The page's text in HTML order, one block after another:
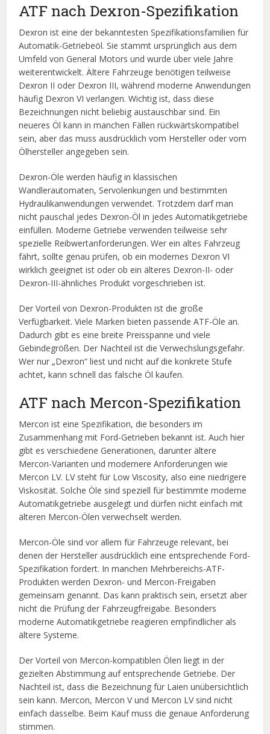
ATF nach Dexron-Spezifikation
Dexron ist eine der bekanntesten Spezifikationsfamilien für
Automatik-Getriebeöl. Sie stammt ursprünglich aus dem
Umfeld von General Motors und wurde über viele Jahre
weiterentwickelt. Ältere Fahrzeuge benötigen teilweise
Dexron II oder Dexron III, während moderne Anwendungen
häufig Dexron VI verlangen. Wichtig ist, dass diese
Bezeichnungen nicht beliebig austauschbar sind. Ein
neueres Öl kann in manchen Fällen rückwärtskompatibel
sein, aber das muss ausdrücklich vom Hersteller oder vom
Ölhersteller angegeben sein.
Dexron-Öle werden häufig in klassischen
Wandlerautomaten, Servolenkungen und bestimmten
Hydraulikanwendungen verwendet. Trotzdem darf man
nicht pauschal jedes Dexron-Öl in jedes Automatikgetriebe
einfüllen. Moderne Getriebe verwenden teilweise sehr
spezielle Reibwertanforderungen. Wer ein altes Fahrzeug
fährt, sollte genau prüfen, ob ein modernes Dexron VI
wirklich geeignet ist oder ob ein älteres Dexron-II- oder
Dexron-III-ähnliches Produkt vorgeschrieben ist.
Der Vorteil von Dexron-Produkten ist die große
Verfügbarkeit. Viele Marken bieten passende ATF-Öle an.
Dadurch gibt es eine breite Preisspanne und viele
Gebindegrößen. Der Nachteil ist die Verwechslungsgefahr.
Wer nur „Dexron“ liest und nicht auf die konkrete Stufe
achtet, kann schnell das falsche Öl kaufen.
ATF nach Mercon-Spezifikation
Mercon ist eine Spezifikation, die besonders im
Zusammenhang mit Ford-Getrieben bekannt ist. Auch hier
gibt es verschiedene Generationen, darunter ältere
Mercon-Varianten und modernere Anforderungen wie
Mercon LV. LV steht für Low Viscosity, also eine niedrigere
Viskosität. Solche Öle sind speziell für bestimmte moderne
Automatikgetriebe ausgelegt und dürfen nicht einfach mit
älteren Mercon-Ölen verwechselt werden.
Mercon-Öle sind vor allem für Fahrzeuge relevant, bei
denen der Hersteller ausdrücklich eine entsprechende Ford-
Spezifikation fordert. In manchen Mehrbereichs-ATF-
Produkten werden Dexron- und Mercon-Freigaben
gemeinsam genannt. Das kann praktisch sein, ersetzt aber
nicht die Prüfung der Fahrzeugfreigabe. Besonders
moderne Automatikgetriebe reagieren empfindlicher als
ältere Systeme.
Der Vorteil von Mercon-kompatiblen Ölen liegt in der
gezielten Abstimmung auf entsprechende Getriebe. Der
Nachteil ist, dass die Bezeichnung für Laien unübersichtlich
sein kann. Mercon, Mercon V und Mercon LV sind nicht
einfach dasselbe. Beim Kauf muss die genaue Anforderung
stimmen.